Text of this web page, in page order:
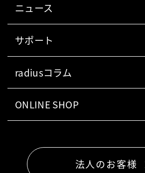
ニュース
サポート
radiusコラム
ONLINE SHOP
法人のお客様